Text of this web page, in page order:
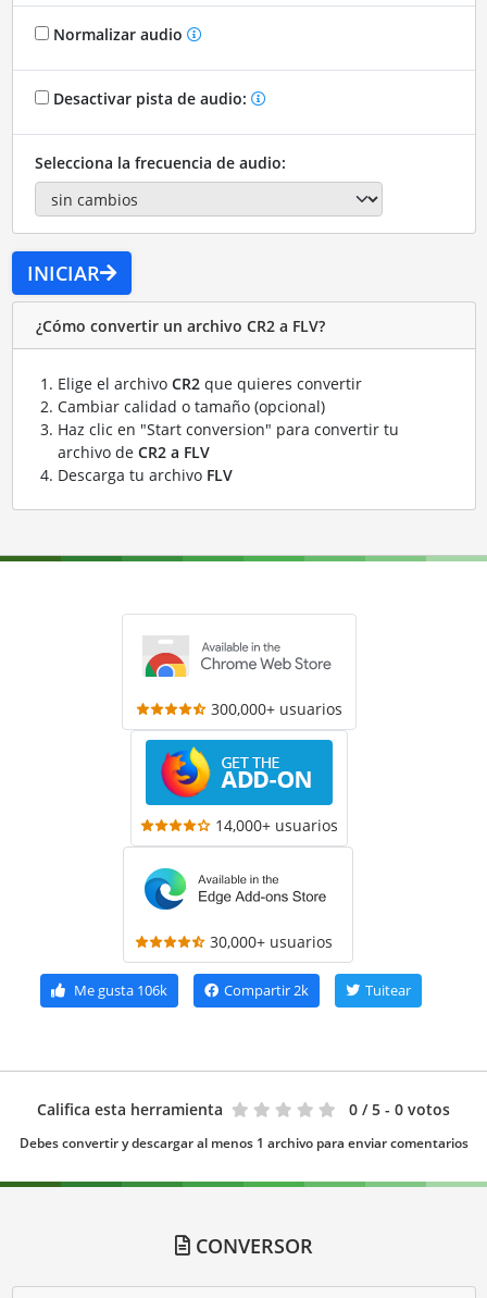
Normalizar audio
Desactivar pista de audio:
Selecciona la frecuencia de audio:
INICIAR
¿Cómo convertir un archivo CR2 a FLV?
Elige el archivo CR2que quieres convertir
Cambiar calidad o tamaño (opcional)
Haz clic en "Start conversion" para convertir tu
archivo de CR2 a FLV
Descarga tu archivo FLV
300,000+ usuarios
14,000+ usuarios
30,000+ usuarios
Me gusta106k Compartir2k Tuitear
Califica esta herramienta 0 / 5 - 0 votos
Debes convertir y descargar al menos 1 archivo para enviar comentarios
CONVERSOR